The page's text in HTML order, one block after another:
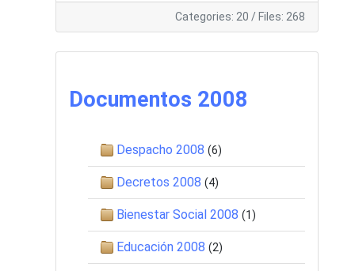
Categories: 20 / Files: 268
Documentos 2008
Despacho 2008 (6)
Decretos 2008 (4)
Bienestar Social 2008 (1)
Educación 2008 (2)